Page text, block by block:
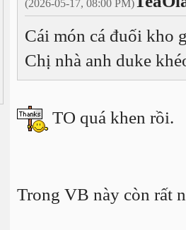
(2026-05-17, 08:00 PM)
Cái món cá đuối kho
Chị nhà anh duke
TO quá khen rồi.
Trong VB này còn rất